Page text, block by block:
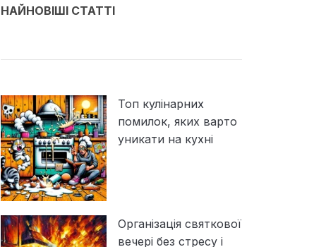
НАЙНОВІШІ СТАТТІ
Топ кулінарних
помилок, яких варто
уникати на кухні
Організація святкової
вечері без стресу і